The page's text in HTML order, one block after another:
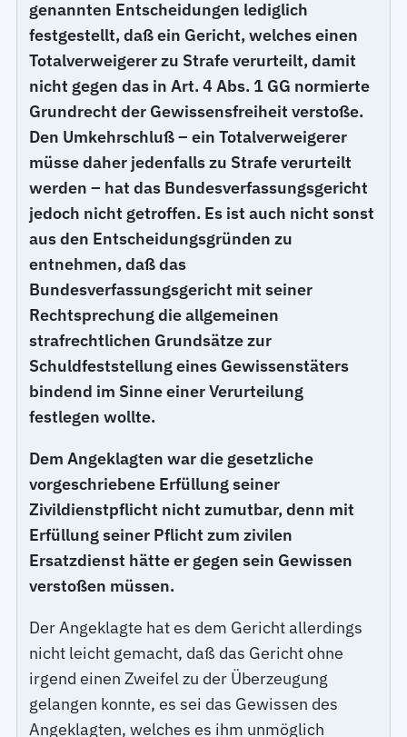
genannten Entscheidungen lediglich
festgestellt, daß ein Gericht, welches einen
Totalverweigerer zu Strafe verurteilt, damit
nicht gegen das in Art. 4 Abs. 1 GG normierte
Grundrecht der Gewissensfreiheit verstoße.
Den Umkehrschluß – ein Totalverweigerer
müsse daher jedenfalls zu Strafe verurteilt
werden – hat das Bundesverfassungsgericht
jedoch nicht getroffen. Es ist auch nicht sonst
aus den Entscheidungsgründen zu
entnehmen, daß das
Bundesverfassungsgericht mit seiner
Rechtsprechung die allgemeinen
strafrechtlichen Grundsätze zur
Schuldfeststellung eines Gewissenstäters
bindend im Sinne einer Verurteilung
festlegen wollte.
Dem Angeklagten war die gesetzliche
vorgeschriebene Erfüllung seiner
Zivildienstpflicht nicht zumutbar, denn mit
Erfüllung seiner Pflicht zum zivilen
Ersatzdienst hätte er gegen sein Gewissen
verstoßen müssen.
Der Angeklagte hat es dem Gericht allerdings
nicht leicht gemacht, daß das Gericht ohne
irgend einen Zweifel zu der Überzeugung
gelangen konnte, es sei das Gewissen des
Angeklagten, welches es ihm unmöglich